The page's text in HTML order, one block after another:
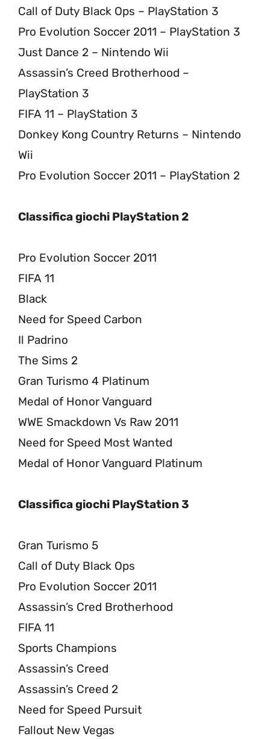
Call of Duty Black Ops – PlayStation 3
Pro Evolution Soccer 2011 – PlayStation 3
Just Dance 2 – Nintendo Wii
Assassin’s Creed Brotherhood –
PlayStation 3
FIFA 11 – PlayStation 3
Donkey Kong Country Returns – Nintendo
Wii
Pro Evolution Soccer 2011 – PlayStation 2
Classifica giochi PlayStation 2
Pro Evolution Soccer 2011
FIFA 11
Black
Need for Speed Carbon
Il Padrino
The Sims 2
Gran Turismo 4 Platinum
Medal of Honor Vanguard
WWE Smackdown Vs Raw 2011
Need for Speed Most Wanted
Medal of Honor Vanguard Platinum
Classifica giochi PlayStation 3
Gran Turismo 5
Call of Duty Black Ops
Pro Evolution Soccer 2011
Assassin’s Cred Brotherhood
FIFA 11
Sports Champions
Assassin’s Creed
Assassin’s Creed 2
Need for Speed Pursuit
Fallout New Vegas